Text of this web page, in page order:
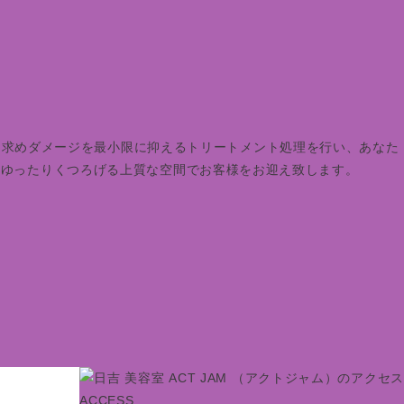
めダメージを最小限に抑えるトリートメント処理を行い、あなた
たりくつろげる上質な空間でお客様をお迎え致します。
ACCESS